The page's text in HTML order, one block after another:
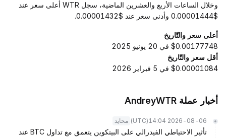
وخلال الساعات الأربع والعشرين الماضية، سجل WTR أعلى سعر عند
$0.00001444 وأدنى سعر عند $0.00001432.
أعلى سعر والتّاريخ
$0.00177748 في 20 يونيو 2025
أقل سعر والتّاريخ
$0.00001084 في 5 فبراير 2026
أخبار عملة AndreyWTR
2026-08-06 14:04
(UTC) محايد
تأثير الاحتياطي الفيدرالي على البيتكوين يتعمق مع تداول BTC عند